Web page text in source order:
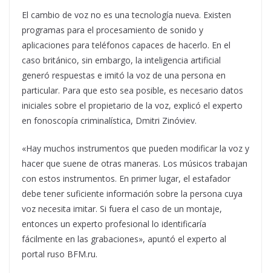
El cambio de voz no es una tecnología nueva. Existen
programas para el procesamiento de sonido y
aplicaciones para teléfonos capaces de hacerlo. En el
caso británico, sin embargo, la inteligencia artificial
generó respuestas e imitó la voz de una persona en
particular. Para que esto sea posible, es necesario datos
iniciales sobre el propietario de la voz, explicó el experto
en fonoscopía criminalística, Dmitri Zinóviev.
«Hay muchos instrumentos que pueden modificar la voz y
hacer que suene de otras maneras. Los músicos trabajan
con estos instrumentos. En primer lugar, el estafador
debe tener suficiente información sobre la persona cuya
voz necesita imitar. Si fuera el caso de un montaje,
entonces un experto profesional lo identificaría
fácilmente en las grabaciones», apuntó el experto al
portal ruso BFM.ru.